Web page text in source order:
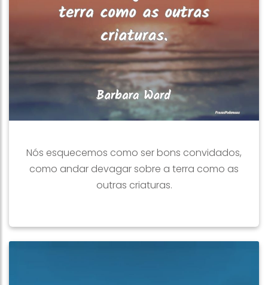
Nós esquecemos como ser bons convidados,
como andar devagar sobre a terra como as
outras criaturas.